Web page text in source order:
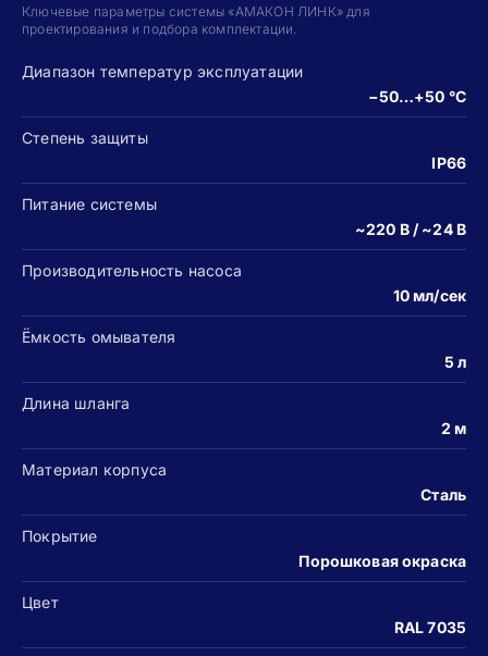
Ключевые параметры системы «АМАКОН ЛИНК» для
проектирования и подбора комплектации.
Диапазон температур эксплуатации
−50…+50 °C
Степень защиты
IP66
Питание системы
~220 В / ~24 В
Производительность насоса
10 мл/сек
Ёмкость омывателя
5 л
Длина шланга
2 м
Материал корпуса
Сталь
Покрытие
Порошковая окраска
Цвет
RAL 7035